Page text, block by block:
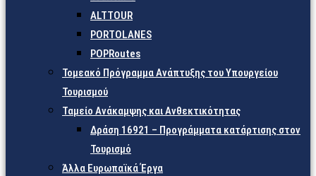
ALTTOUR
PORTOLANES
POPRoutes
Τομεακό Πρόγραμμα Ανάπτυξης του Υπουργείου
Τουρισμού
Ταμείο Ανάκαμψης και Ανθεκτικότητας
Δράση 16921 – Προγράμματα κατάρτισης στον
Τουρισμό
Άλλα Ευρωπαϊκά Έργα